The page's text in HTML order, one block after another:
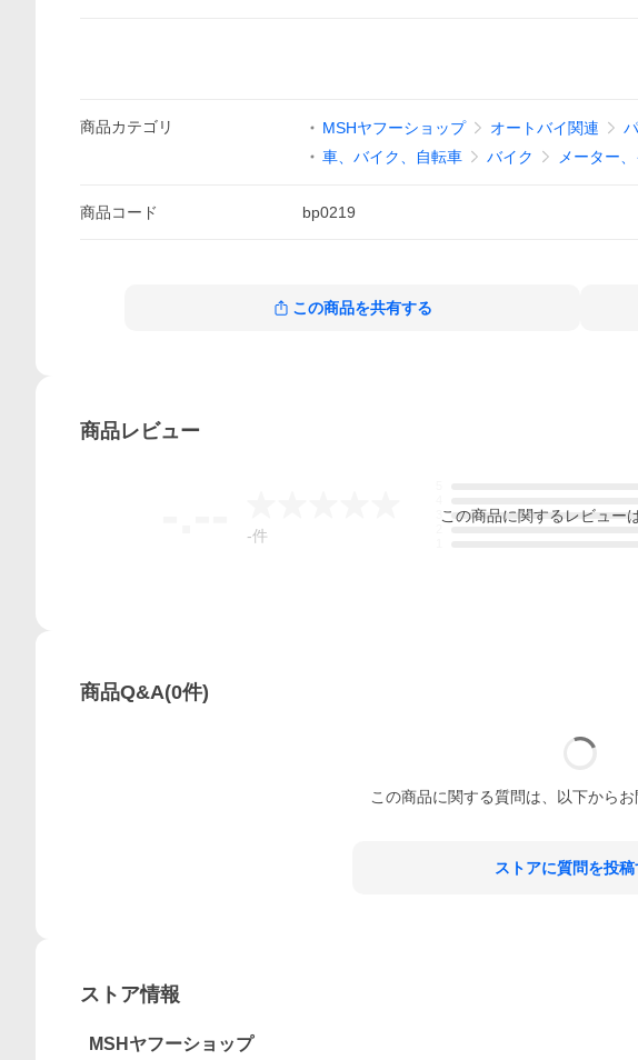
商品カテゴリ MSHヤフーショップ オートバイ関連
車、バイク、自転車
バイク メーター
商品コード bp0219
この商品を共有する
商品レビュー
-件
この商品に関するレビュー
商品Q&A(0件)
この商品に関する質問は、以下からお
ストアに質問を投稿
ストア情報
MSHヤフーショップ